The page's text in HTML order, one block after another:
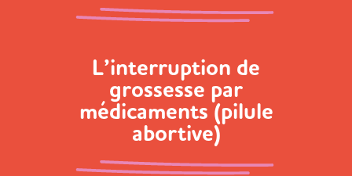
L’interruption de
grossesse par
médicaments (pilule
abortive)